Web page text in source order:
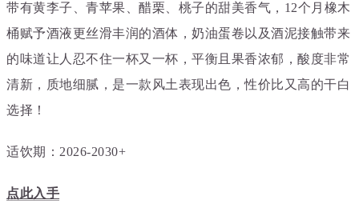
带有黄李子、青苹果、醋栗、桃子的甜美香气，12个月橡木
桶赋予酒液更丝滑丰润的酒体，奶油蛋卷以及酒泥接触带来
的味道让人忍不住一杯又一杯，平衡且果香浓郁，酸度非常
清新，质地细腻，是一款风土表现出色，性价比又高的干白
选择！
适饮期：2026-2030+
点此入手